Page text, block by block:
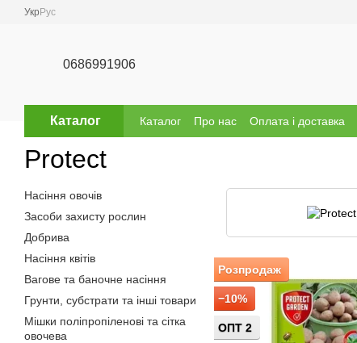
Перейти до основного контенту
Укр Рус
0686991906
Каталог Каталог Про нас Оплата і доставка
Відгуки про магазин
Бренди
Protect
Розпродаж
−10%
ОПТ 2
Насіння овочів
Засоби захисту рослин
Добрива
Насіння квітів
Вагове та баночне насіння
Грунти, субстрати та інші товари
Мішки поліпропіленові та сітка
овочева